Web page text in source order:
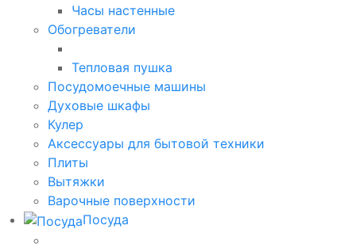
Часы настенные
Обогреватели
Тепловая пушка
Посудомоечные машины
Духовые шкафы
Кулер
Аксессуары для бытовой техники
Плиты
Вытяжки
Варочные поверхности
Посуда